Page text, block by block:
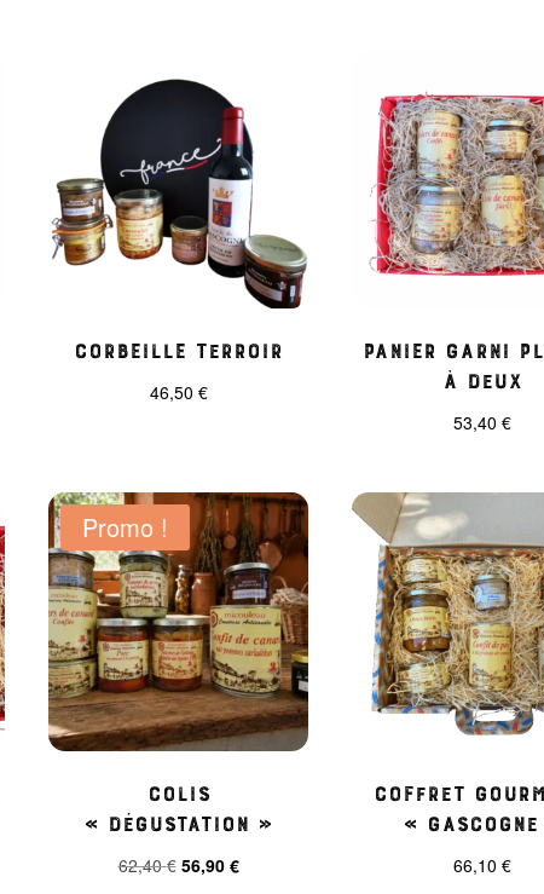
Corbeille Terroir
46,50 €
Panier garni
à deux
53,40 €
Promo !
Colis
« dégustation »
62,40€ Le
56,90 €Le
Coffret
« Gascogne
66,10 €